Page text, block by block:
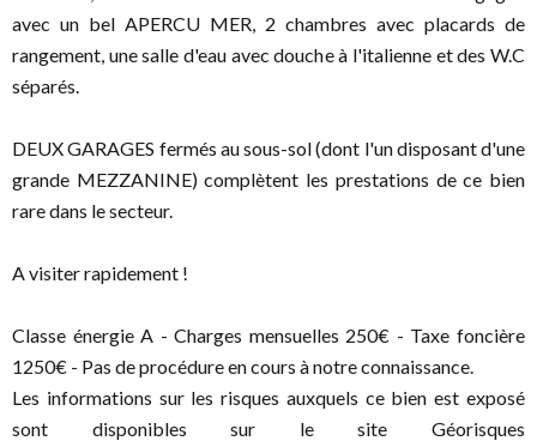
avec un bel APERCU MER, 2 chambres avec placards de
rangement, une salle d'eau avec douche à l'italienne et des W.C
séparés.
DEUX GARAGES fermés au sous-sol (dont l'un disposant d'une
grande MEZZANINE) complètent les prestations de ce bien
rare dans le secteur.
A visiter rapidement !
Classe énergie A - Charges mensuelles 250€ - Taxe foncière
1250€ - Pas de procédure en cours à notre connaissance.
Les informations sur les risques auxquels ce bien est exposé
sont disponibles sur le site Géorisques